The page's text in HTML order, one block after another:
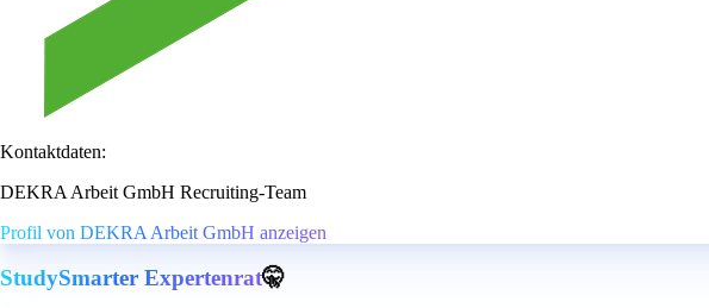
Kontaktdaten:
DEKRA Arbeit GmbH Recruiting-Team
Profil von DEKRA Arbeit GmbH anzeigen
StudySmarter Expertenrat🤫